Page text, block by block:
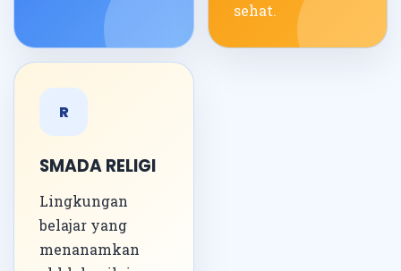
sehat.
R
SMADA RELIGI
Lingkungan
belajar yang
menanamkan